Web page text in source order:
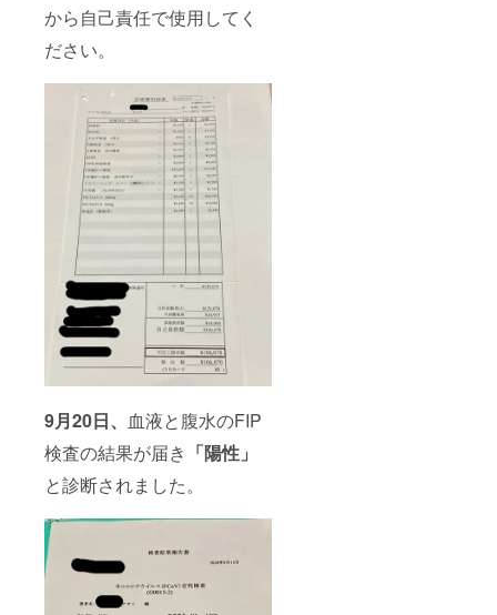
から自己責任で使用してく
ださい。
9月20日、 血液と腹水のFIP
検査の結果が届き 「陽性」
と診断されました。